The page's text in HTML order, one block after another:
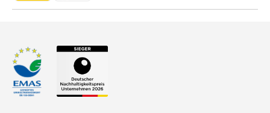
Zahlungsmethoden